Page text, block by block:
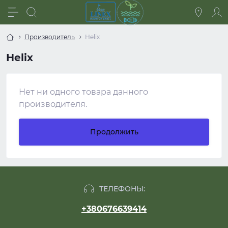
Производитель Helix
Helix
Нет ни одного товара данного
производителя.
Продолжить
ТЕЛЕФОНЫ:
+380676639414